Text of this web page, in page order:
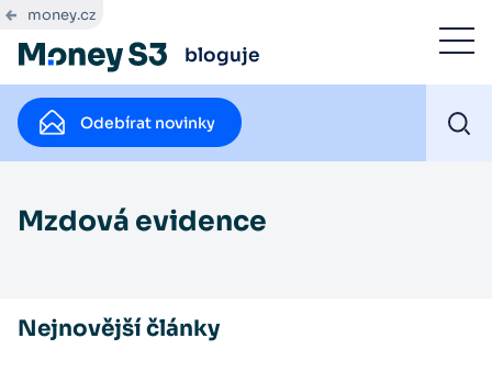
money.cz
bloguje
Odebírat novinky
Mzdová evidence
Nejnovější články